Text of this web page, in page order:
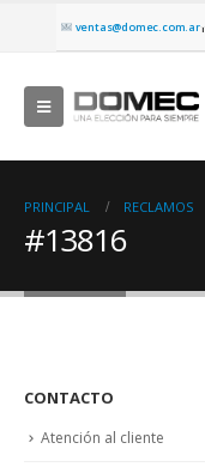
ventas@domec.com.ar|
PRINCIPAL RECLAMOS
#13816
CONTACTO
Atención al cliente